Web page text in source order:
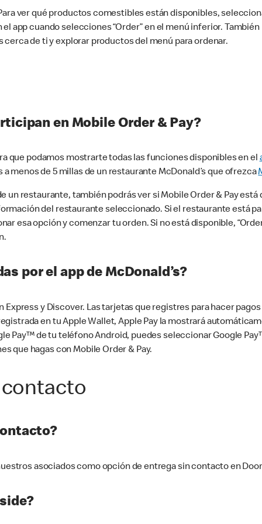
ver qué productos comestibles están disponibles,
app cuando selecciones “Order” en el menú inferior.
cerca de ti y explorar productos del menú para ordenar.
en Mobile Order & Pay?
que podamos mostrarte todas las funciones disponibles en el
menos de 5 millas de un restaurante McDonald’s que ofrezca
un restaurante, también podrás ver si Mobile Order & Pay
del restaurante seleccionado. Si el restaurante está
esa opción y comenzar tu orden. Si no está disponible,
por el app de McDonald’s?
y Discover. Las tarjetas que registres para hacer
en tu Apple Wallet, Apple Pay la mostrará
Pay™ de tu teléfono Android, puedes seleccionar Google
que hagas con Mobile Order & Pay.
contacto
asociados como opción de entrega sin contacto en